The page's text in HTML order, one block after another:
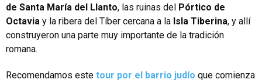
de Santa María del Llanto, las ruinas del Pórtico de
Octavia y la ribera del Tíber cercana a la Isla Tiberina, y allí
construyeron una parte muy importante de la tradición
romana.
Recomendamos este tour por el barrio judío que comienza